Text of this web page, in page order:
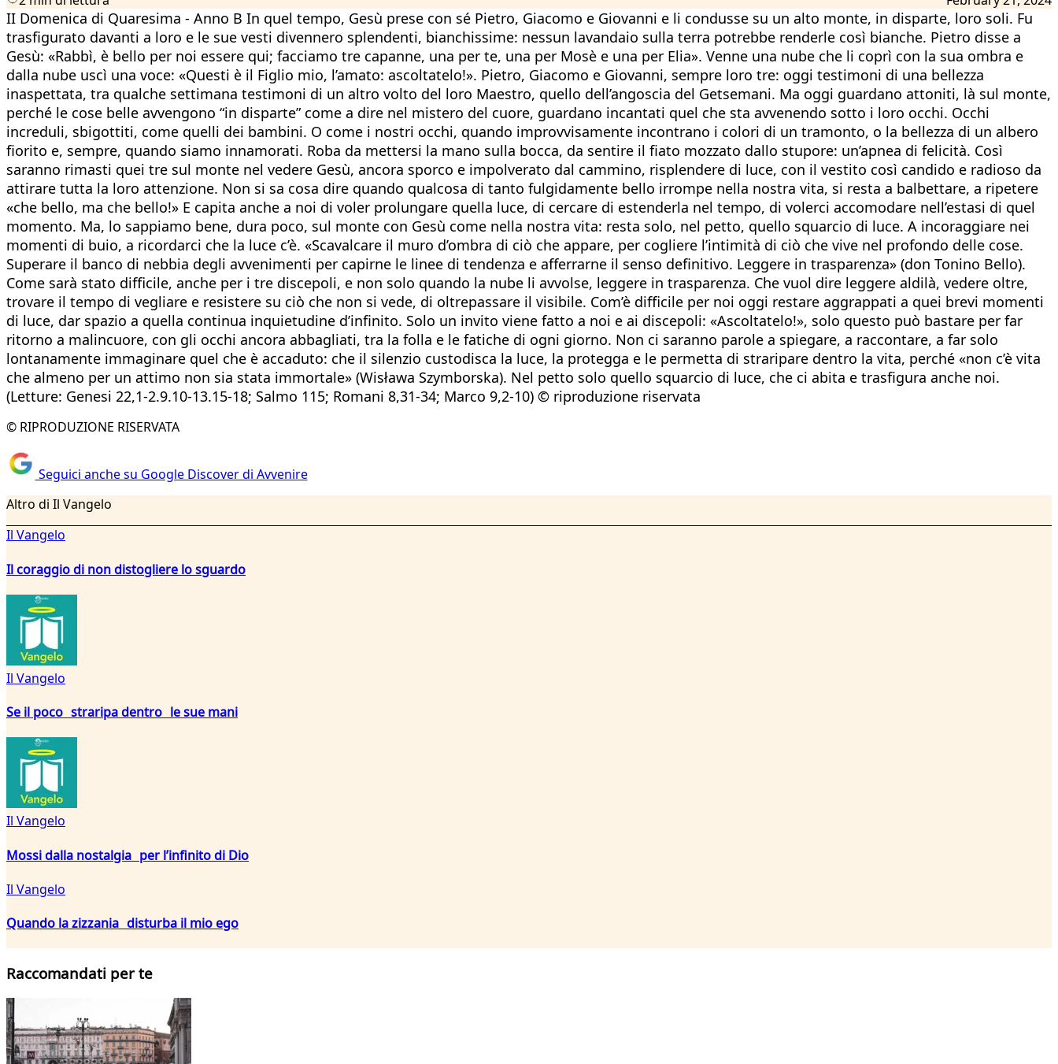
II Domenica di Quaresima - Anno B In quel tempo, Gesù prese con sé Pietro, Giacomo e Giovanni e li condusse su un alto monte, in disparte, loro soli. Fu
trasfigurato davanti a loro e le sue vesti divennero splendenti, bianchissime: nessun lavandaio sulla terra potrebbe renderle così bianche. Pietro disse a
Gesù: «Rabbì, è bello per noi essere qui; facciamo tre capanne, una per te, una per Mosè e una per Elia». Venne una nube che li coprì con la sua ombra e
dalla nube uscì una voce: «Questi è il Figlio mio, l’amato: ascoltatelo!». Pietro, Giacomo e Giovanni, sempre loro tre: oggi testimoni di una bellezza
inaspettata, tra qualche settimana testimoni di un altro volto del loro Maestro, quello dell’angoscia del Getsemani. Ma oggi guardano attoniti, là sul monte,
perché le cose belle avvengono “in disparte” come a dire nel mistero del cuore, guardano incantati quel che sta avvenendo sotto i loro occhi. Occhi
increduli, sbigottiti, come quelli dei bambini. O come i nostri occhi, quando improvvisamente incontrano i colori di un tramonto, o la bellezza di un albero
fiorito e, sempre, quando siamo innamorati. Roba da mettersi la mano sulla bocca, da sentire il fiato mozzato dallo stupore: un’apnea di felicità. Così
saranno rimasti quei tre sul monte nel vedere Gesù, ancora sporco e impolverato dal cammino, risplendere di luce, con il vestito così candido e radioso da
attirare tutta la loro attenzione. Non si sa cosa dire quando qualcosa di tanto fulgidamente bello irrompe nella nostra vita, si resta a balbettare, a ripetere
«che bello, ma che bello!» E capita anche a noi di voler prolungare quella luce, di cercare di estenderla nel tempo, di volerci accomodare nell’estasi di quel
momento. Ma, lo sappiamo bene, dura poco, sul monte con Gesù come nella nostra vita: resta solo, nel petto, quello squarcio di luce. A incoraggiare nei
momenti di buio, a ricordarci che la luce c’è. «Scavalcare il muro d’ombra di ciò che appare, per cogliere l’intimità di ciò che vive nel profondo delle cose.
Superare il banco di nebbia degli avvenimenti per capirne le linee di tendenza e afferrarne il senso definitivo. Leggere in trasparenza» (don Tonino Bello).
Come sarà stato difficile, anche per i tre discepoli, e non solo quando la nube li avvolse, leggere in trasparenza. Che vuol dire leggere aldilà, vedere oltre,
trovare il tempo di vegliare e resistere su ciò che non si vede, di oltrepassare il visibile. Com’è difficile per noi oggi restare aggrappati a quei brevi momenti
di luce, dar spazio a quella continua inquietudine d’infinito. Solo un invito viene fatto a noi e ai discepoli: «Ascoltatelo!», solo questo può bastare per far
ritorno a malincuore, con gli occhi ancora abbagliati, tra la folla e le fatiche di ogni giorno. Non ci saranno parole a spiegare, a raccontare, a far solo
lontanamente immaginare quel che è accaduto: che il silenzio custodisca la luce, la protegga e le permetta di straripare dentro la vita, perché «non c’è vita
che almeno per un attimo non sia stata immortale» (Wisława Szymborska). Nel petto solo quello squarcio di luce, che ci abita e trasfigura anche noi.
(Letture: Genesi 22,1-2.9.10-13.15-18; Salmo 115; Romani 8,31-34; Marco 9,2-10) © riproduzione riservata
© RIPRODUZIONE RISERVATA
Seguici anche su Google Discover di Avvenire
Altro di Il Vangelo
Il Vangelo
Il coraggio di non distogliere lo sguardo
Il Vangelo
Se il poco straripa dentro le sue mani
Il Vangelo
Mossi dalla nostalgia per l’infinito di Dio
Il Vangelo
Quando la zizzania disturba il mio ego
Raccomandati per te